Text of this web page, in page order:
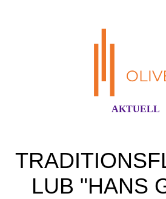
AKTUELL
LUB "HANS